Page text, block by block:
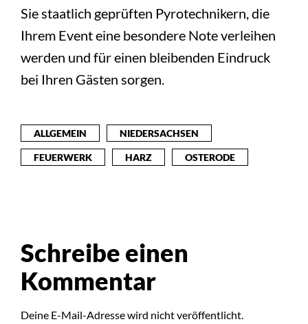
Sie staatlich geprüften Pyrotechnikern, die
Ihrem Event eine besondere Note verleihen
werden und für einen bleibenden Eindruck
bei Ihren Gästen sorgen.
ALLGEMEIN NIEDERSACHSEN
FEUERWERK HARZ OSTERODE
Schreibe einen
Kommentar
Deine E-Mail-Adresse wird nicht veröffentlicht.